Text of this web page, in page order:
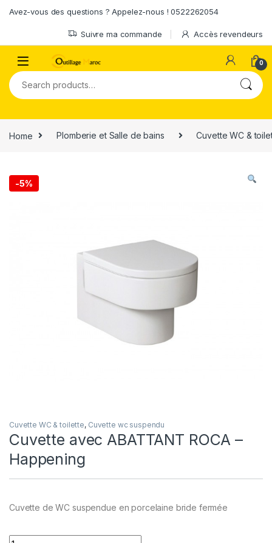
Avez-vous des questions ? Appelez-nous ! 0522262054
Suivre ma commande Accès revendeurs
0
Search for:
Home Plomberie et Salle de bains Cuvette WC &
-5%
Cuvette WC & toilette, Cuvette wc suspendu
Cuvette avec ABATTANT ROCA –
Happening
Cuvette de WC suspendue en porcelaine bride fermée
Quantity